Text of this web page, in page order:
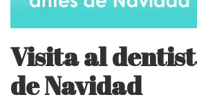
Visita al
de Navidad